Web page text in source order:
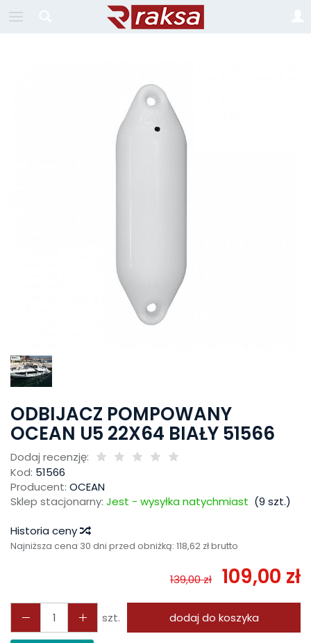
ODBIJACZ POMPOWANY
OCEAN U5 22X64 BIAŁY 51566
Dodaj recenzję:
Kod: 51566
Producent: OCEAN
Sklep stacjonarny: Jest - wysyłka natychmiast (9 szt.)
Historia ceny
Najniższa cena 30 dni przed obniżką: 118,62 zł brutto
139,00 zł 109,00 zł
szt. dodaj do koszyka